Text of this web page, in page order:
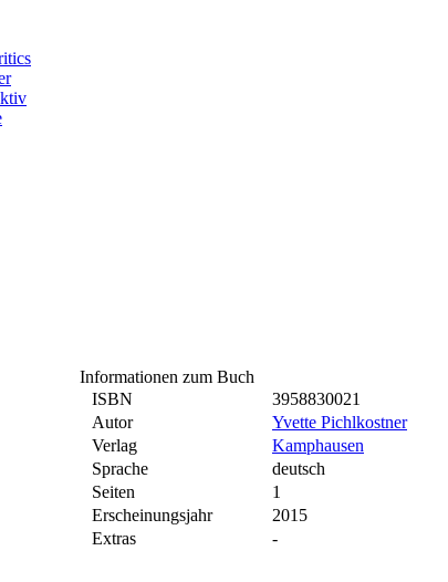
Informationen zum Buch
ISBN
3958830021
Autor
Yvette Pichlkostner
Verlag
Kamphausen
Sprache
deutsch
Seiten
1
Erscheinungsjahr
2015
Extras
-